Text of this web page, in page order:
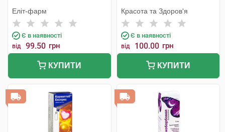
Еліт-фарм
Є в наявності
від 99.50 грн
КУПИТИ
Красота та Здоров'я
Є в наявності
від 100.00 грн
КУПИТИ